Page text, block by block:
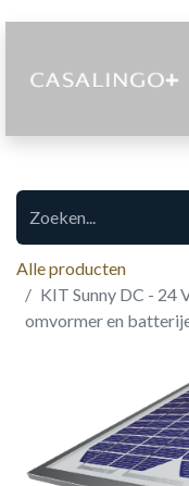
Alle producten
KIT Sunny DC - 24
omvormer en